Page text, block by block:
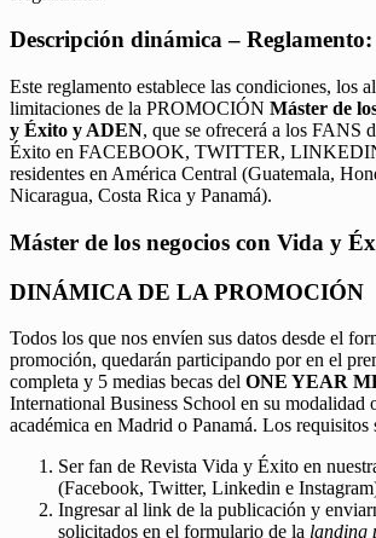
Descripción dinámica – Reglamento:
Este reglamento establece las condiciones, los
limitaciones de la PROMOCIÓN Máster de
y Éxito y ADEN, que se ofrecerá a los FANS
Éxito en FACEBOOK, TWITTER,
residentes en América Central (Guatemala,
Nicaragua, Costa Rica y Panamá).
Máster de los negocios con Vida y
DINÁMICA DE LA PROMOCIÓN
Todos los que nos envíen sus datos desde el
promoción, quedarán participando por en el
completa y 5 medias becas del ONE YEAR
International Business School en su modalidad
académica en Madrid o Panamá. Los requisitos
Ser fan de Revista Vida y Éxito en
(Facebook, Twitter, Linkedin e
Ingresar al link de la publicación y
solicitados en el formulario de la landing